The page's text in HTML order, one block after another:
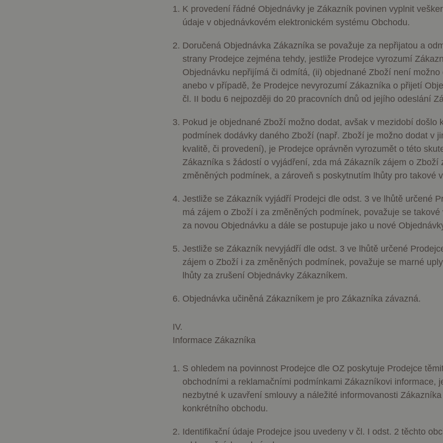
K provedení řádné Objednávky je Zákazník povinen vyplnit
údaje v objednávkovém elektronickém systému Obchodu.
Doručená Objednávka Zákazníka se považuje za nepřijatou a
strany Prodejce zejména tehdy, jestliže Prodejce vyrozumí
Objednávku nepřijímá či odmítá, (ii) objednané Zboží není možno
anebo v případě, že Prodejce nevyrozumí Zákazníka o přijetí
čl. II bodu 6 nejpozději do 20 pracovních dnů od jejího odeslání
Pokud je objednané Zboží možno dodat, avšak v mezidobí došlo
podmínek dodávky daného Zboží (např. Zboží je možno dodat v
kvalitě, či provedení), je Prodejce oprávněn vyrozumět o této
Zákazníka s žádostí o vyjádření, zda má Zákazník zájem o Zboží
změněných podmínek, a zároveň s poskytnutím lhůty pro takové
Jestliže se Zákazník vyjádří Prodejci dle odst. 3 ve lhůtě určené
má zájem o Zboží i za změněných podmínek, považuje se takové
za novou Objednávku a dále se postupuje jako u nové
Jestliže se Zákazník nevyjádří dle odst. 3 ve lhůtě určené
zájem o Zboží i za změněných podmínek, považuje se marné
lhůty za zrušení Objednávky Zákazníkem.
Objednávka učiněná Zákazníkem je pro Zákazníka závazná.
IV.
Informace Zákazníka
S ohledem na povinnost Prodejce dle OZ poskytuje Prodejce
obchodními a reklamačními podmínkami Zákazníkovi informace,
nezbytné k uzavření smlouvy a náležité informovanosti
konkrétního obchodu.
Identifikační údaje Prodejce jsou uvedeny v čl. I odst. 2 těchto
Název
Doména
Vyprší Popis
Google LLC
.dessinatelier.cz
1 rok
měsíc
Tento název souboru cookie je spojen s Google Universal
významná aktualizace běžněji používané analytické služby
soubor cookie se používá k rozlišení jedinečných uživatelů
náhodně vygenerovaného čísla jako identifikátoru klienta.
každého požadavku na stránku na webu a slouží k
návštěvnících, relacích a kampaních pro analytické
měsíc
Název
Poskytovatel /
Vyprší Popis
Meta Platform
Inc.
.dessinatelier.cz
2
měsíce
4
týdny
Používá Facebook k poskytování řady reklamních produktů,
reálném čase od inzerentů třetích stran
Google LLC
1 rok 1
Tento soubor cookie nastavuje společnost Doubleclick a
uživatel mohl vidět před návštěvou uvedeného webu.
Google LLC
.dessinatelier.cz
2
měsíce
týdny
Tento soubor cookie nastavuje společnost Doubleclick a
jak koncový uživatel používá webové stránky a jakoukoli
uživatel mohl vidět před návštěvou uvedeného webu.
test_cookie
Google LLC
.doubleclick.net
15
minut
Tento soubor cookie nastavuje společnost DoubleClick (kterou
Google), aby zjistila, zda prohlížeč návštěvníka webu
Název
Doména
Popis
wpml_current_language
OnTheGoSystems
Ltd.
www.dessinatelier.cz
Zavřením
prohlížeče
Ukládá aktuální jazyk. Ve výchozím
cookie nastaven pouze pro přihlášené
povolíte jazykový soubor cookie pro
bude tento soubor cookie nastaven také
nejsou přihlášeni.
zásadách ochrany soukromí společnosti Google